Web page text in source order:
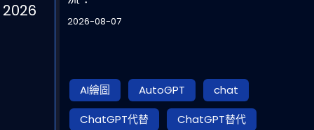
2026-08-07
AI繪圖 AutoGPT
chat
ChatGPT代替
ChatGPT替代